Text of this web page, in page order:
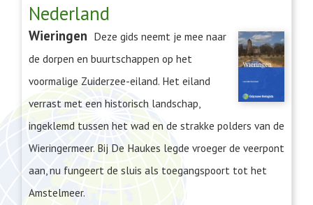
Nederland
Wieringen Deze gids neemt je mee naar
de dorpen en buurtschappen op het
voormalige Zuiderzee-eiland. Het eiland
verrast met een historisch landschap,
ingeklemd tussen het wad en de strakke polders van de
Wieringermeer. Bij De Haukes legde vroeger de veerpont
aan, nu fungeert de sluis als toegangspoort tot het
Amstelmeer.